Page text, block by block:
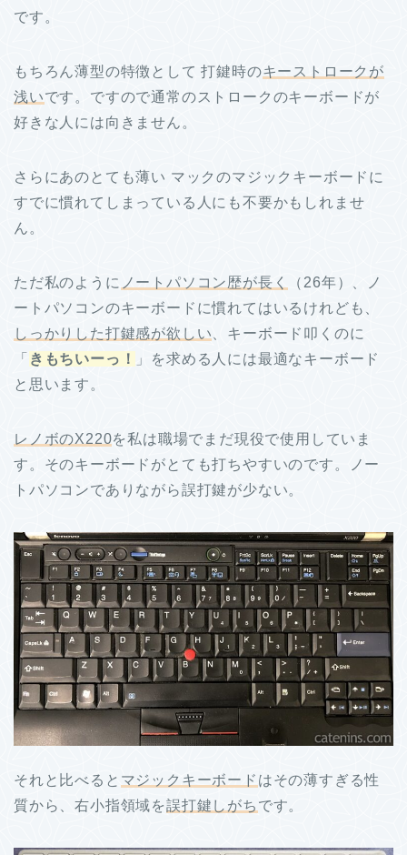
です。
もちろん薄型の特徴として 打鍵時のキーストロークが
浅いです。ですので通常のストロークのキーボードが
好きな人には向きません。
さらにあのとても薄い マックのマジックキーボードに
すでに慣れてしまっている人にも不要かもしれませ
ん。
ただ私のように ノートパソコン歴が長く
（26年）、ノ
ートパソコンのキーボードに慣れてはいるけれども、
しっかりした打鍵感が欲しい 、キーボード叩くのに
「 きもちいーっ！
」を求める人には最適なキーボード
と思います。
レノボのX220を私は職場でまだ現役で使用していま
す。そのキーボードがとても打ちやすいのです。ノー
トパソコンでありながら誤打鍵が少ない。
それと比べると マジックキーボード はその薄すぎる性
質から、右小指領域を誤打鍵しがち です。